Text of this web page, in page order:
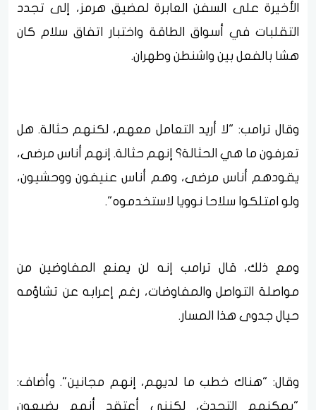
الأخيرة على السفن العابرة لمضيق هرمز، إلى تجدد
التقلبات في أسواق الطاقة واختبار اتفاق سلام كان
هشا بالفعل بين واشنطن وطهران.
وقال ترامب: "لا أريد التعامل معهم، لكنهم حثالة. هل
تعرفون ما هي الحثالة؟ إنهم حثالة. إنهم أناس مرضى،
يقودهم أناس مرضى، وهم أناس عنيفون ووحشيون،
ولو امتلكوا سلاحا نوويا لاستخدموه".
ومع ذلك، قال ترامب إنه لن يمنع المفاوضين من
مواصلة التواصل والمفاوضات، رغم إعرابه عن تشاؤمه
حيال جدوى هذا المسار.
وقال: "هناك خطب ما لديهم، إنهم مجانين". وأضاف:
"يمكنهم التحدث، لكنني أعتقد أنهم يضيعون